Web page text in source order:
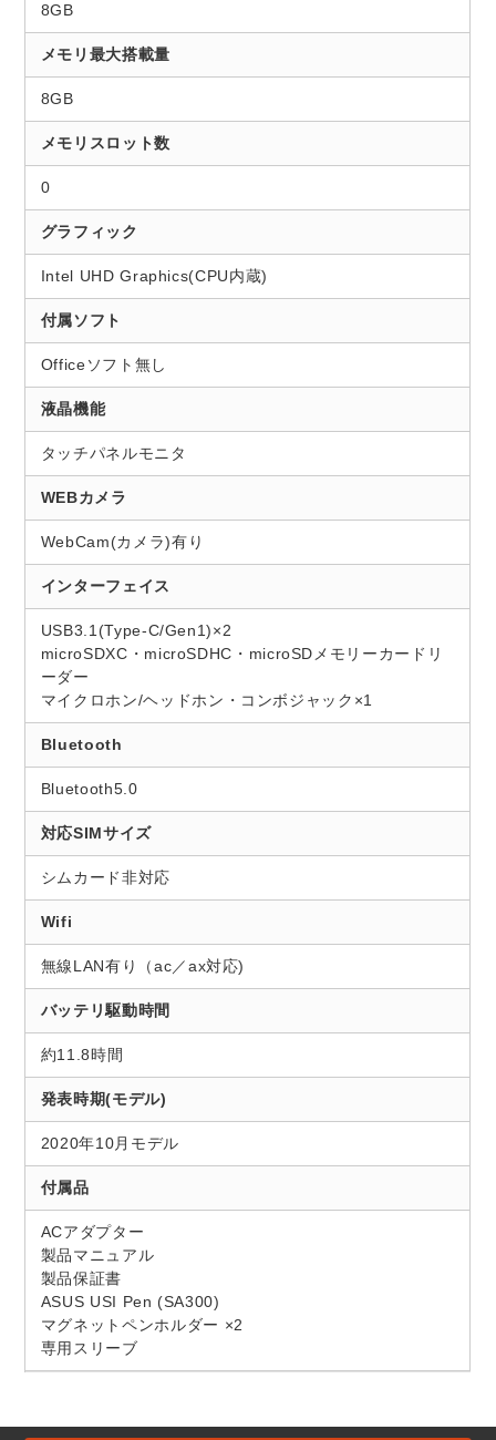
8GB
メモリ最大搭載量
8GB
メモリスロット数
0
グラフィック
Intel UHD Graphics(CPU内蔵)
付属ソフト
Officeソフト無し
液晶機能
タッチパネルモニタ
WEBカメラ
WebCam(カメラ)有り
インターフェイス
USB3.1(Type-C/Gen1)×2
microSDXC・microSDHC・microSDメモリーカードリ
ーダー
マイクロホン/ヘッドホン・コンボジャック×1
Bluetooth
Bluetooth5.0
対応SIMサイズ
シムカード非対応
Wifi
無線LAN有り（ac／ax対応)
バッテリ駆動時間
約11.8時間
発表時期(モデル)
2020年10月モデル
付属品
ACアダプター
製品マニュアル
製品保証書
ASUS USI Pen (SA300)
マグネットペンホルダー ×2
専用スリーブ